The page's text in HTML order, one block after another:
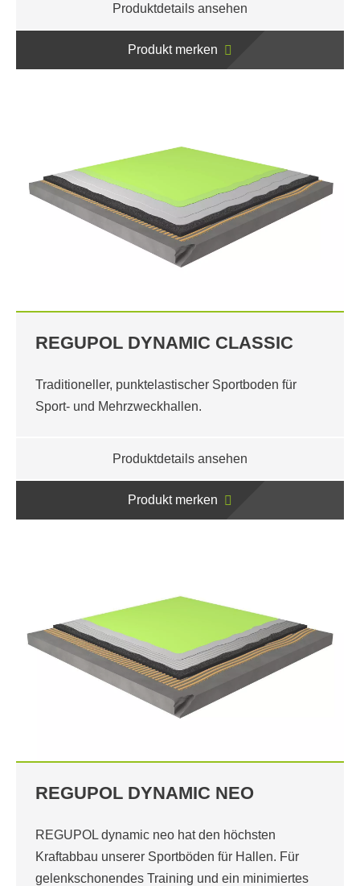
Produktdetails ansehen
Produkt merken
REGUPOL DYNAMIC CLASSIC
Traditioneller, punktelastischer Sportboden für
Sport- und Mehrzweckhallen.
Produktdetails ansehen
Produkt merken
REGUPOL DYNAMIC NEO
REGUPOL dynamic neo hat den höchsten
Kraftabbau unserer Sportböden für Hallen. Für
gelenkschonendes Training und ein minimiertes